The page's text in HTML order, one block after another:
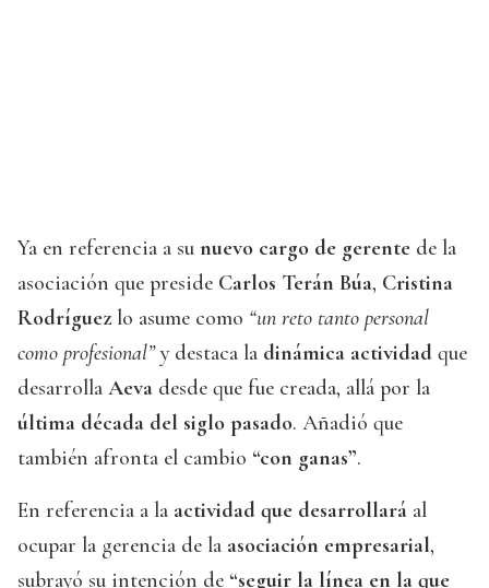
Ya en referencia a su nuevo cargo de gerente de la
asociación que preside Carlos Terán Búa, Cristina
Rodríguez lo asume como “un reto tanto personal
como profesional”y destaca la dinámica actividad que
desarrolla Aeva desde que fue creada, allá por la
última década del siglo pasado. Añadió que
también afronta el cambio “con ganas”.
En referencia a la actividad que desarrollará al
ocupar la gerencia de la asociación empresarial,
subrayó su intención de “seguir la línea en la que